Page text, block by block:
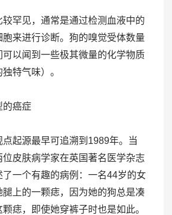
较罕见，通常是通过检测血液中的
来进行诊断。狗的嗅觉受体数量
可以闻到一些极其微量的化学物质
特气味）。
的癌症
起源最早可追溯到1989年。当
位皮肤病学家在英国著名医学杂志
了一个有趣的病例：一名44岁的女
上的一颗痣，因为她的狗总是凑
痣，即使她穿裤子时也是如此。